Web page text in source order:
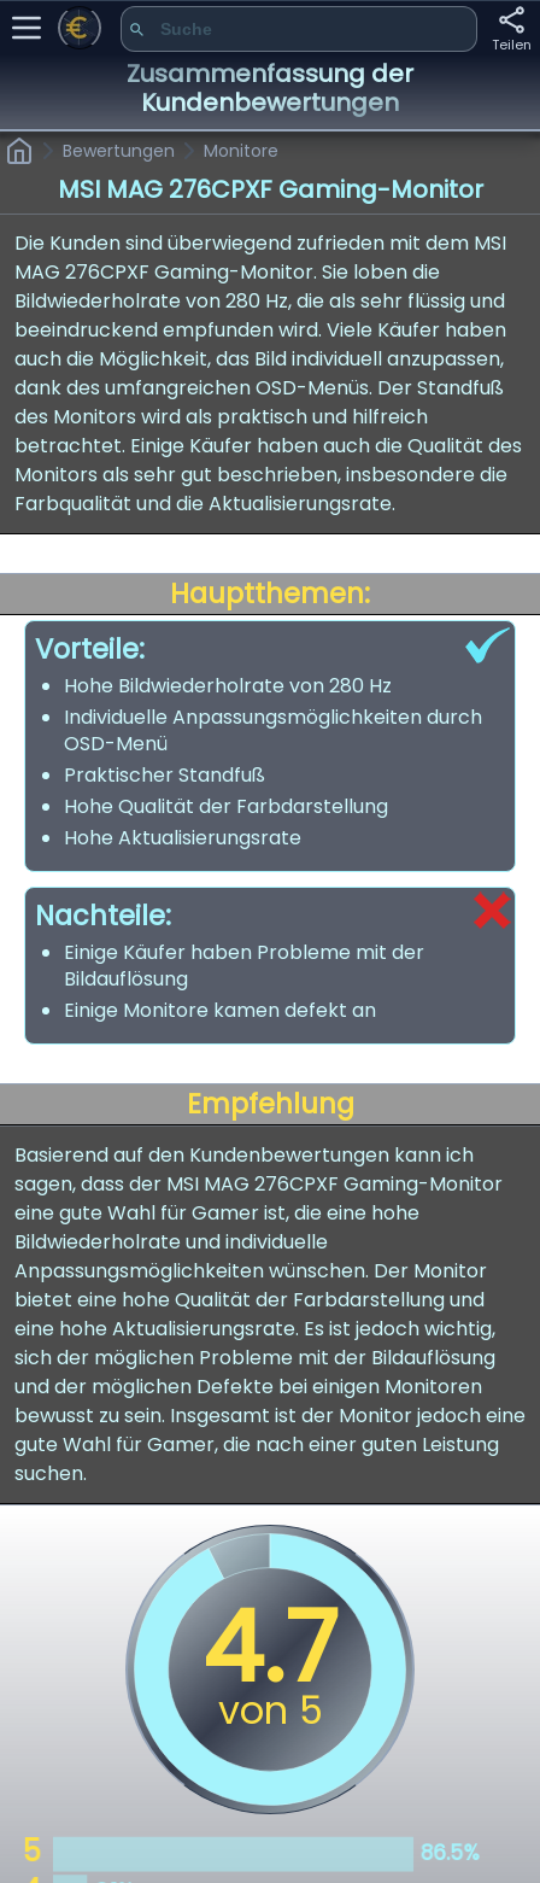
Teilen
Zusammenfassung der
Kundenbewertungen
Bewertungen Monitore
MSI MAG 276CPXF Gaming-Monitor
Die Kunden sind überwiegend zufrieden mit dem MSI
MAG 276CPXF Gaming-Monitor. Sie loben die
Bildwiederholrate von 280 Hz, die als sehr flüssig und
beeindruckend empfunden wird. Viele Käufer haben
auch die Möglichkeit, das Bild individuell anzupassen,
dank des umfangreichen OSD-Menüs. Der Standfuß
des Monitors wird als praktisch und hilfreich
betrachtet. Einige Käufer haben auch die Qualität des
Monitors als sehr gut beschrieben, insbesondere die
Farbqualität und die Aktualisierungsrate.
Hauptthemen:
Vorteile:
Hohe Bildwiederholrate von 280 Hz
Individuelle Anpassungsmöglichkeiten durch
OSD-Menü
Praktischer Standfuß
Hohe Qualität der Farbdarstellung
Hohe Aktualisierungsrate
Nachteile:
Einige Käufer haben Probleme mit der
Bildauflösung
Einige Monitore kamen defekt an
Empfehlung
Basierend auf den Kundenbewertungen kann ich
sagen, dass der MSI MAG 276CPXF Gaming-Monitor
eine gute Wahl für Gamer ist, die eine hohe
Bildwiederholrate und individuelle
Anpassungsmöglichkeiten wünschen. Der Monitor
bietet eine hohe Qualität der Farbdarstellung und
eine hohe Aktualisierungsrate. Es ist jedoch wichtig,
sich der möglichen Probleme mit der Bildauflösung
und der möglichen Defekte bei einigen Monitoren
bewusst zu sein. Insgesamt ist der Monitor jedoch eine
gute Wahl für Gamer, die nach einer guten Leistung
suchen.